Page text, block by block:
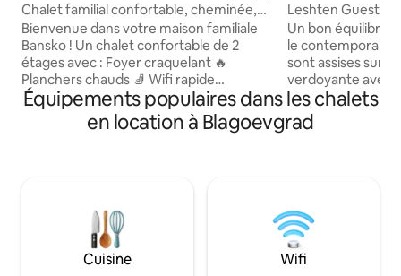
Chalet familial confortable, cheminée,
patio avec vue sur la montagne
Bienvenue dans votre maison familiale
Bansko ! Un chalet confortable de 2
étages avec : Foyer craquelant 🔥
Planchers chauds 🧦 Wifi rapide
(300 Mbps)⚡ Télévision connectée
400 chaînes (Netflix et Max Sport
gratuits)📺 Après-shampoing ❄️ Cour
des neiges ! ❄️ Les enfants ? Nous les
avons également couverts : lit pour
bébé🍼, jouets🧸, chaise haute 🪑 et
cour sûre. Remontées mécaniques à
Leshten Guest
and Love »
Un bon équilibre
le contemporain,
sont assises sur
verdoyante avec
sur les montagnes. Chaque
dispose d'un
étage avec des
étage, chacune
luxe et une salle de bain.
est parfait pour
les familles et les
Équipements populaires dans les chalets
en location à Blagoevgrad
Cuisine Wifi